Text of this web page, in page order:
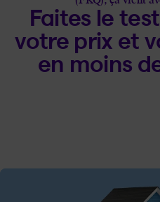
Faites le
votre prix et
en moins